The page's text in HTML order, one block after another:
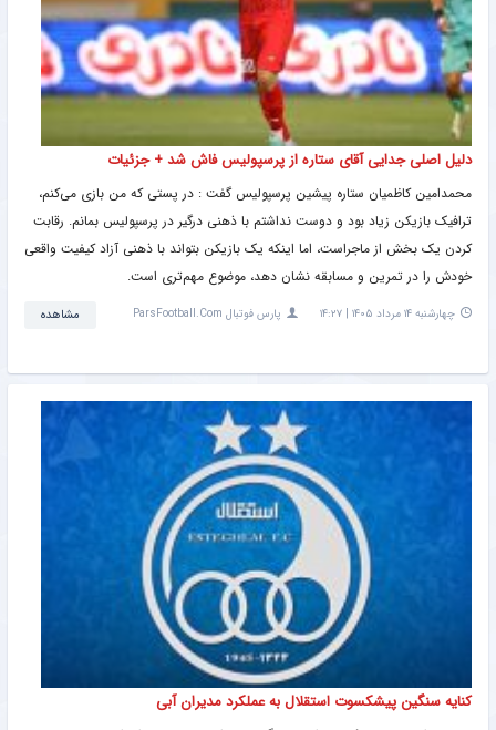
دلیل اصلی جدایی آقای ستاره از پرسپولیس فاش شد + جزئیات
محمدامین کاظمیان ستاره پیشین پرسپولیس گفت : در پستی که من بازی می‌کنم،
ترافیک بازیکن زیاد بود و دوست نداشتم با ذهنی درگیر در پرسپولیس بمانم. رقابت
کردن یک بخش از ماجراست، اما اینکه یک بازیکن بتواند با ذهنی آزاد کیفیت واقعی
خودش را در تمرین و مسابقه نشان دهد، موضوع مهم‌تری است.
چهارشنبه ۱۴ مرداد ۱۴۰۵ | ۱۴:۲۷ پارس فوتبال ParsFootball.Com مشاهده
کنایه سنگین پیشکسوت استقلال به عملکرد مدیران آبی